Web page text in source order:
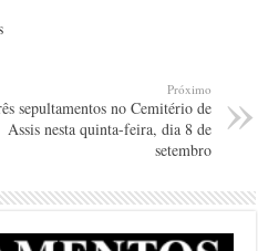
Próximo
sepultamentos no Cemitério de
Assis nesta quinta-feira, dia 8 de
setembro